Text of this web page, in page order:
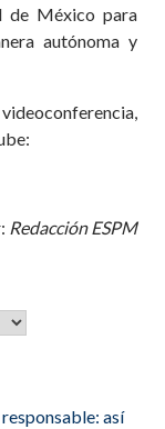
de México para
autónoma y
Redacción ESPM
así